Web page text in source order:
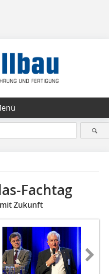
Fachtag
Zukunft